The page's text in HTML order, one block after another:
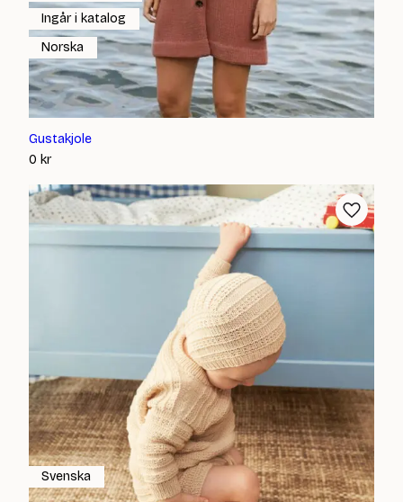
Gustakjole
0 kr
Ingår i katalog
Norska
Svenska